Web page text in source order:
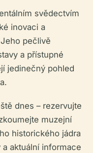
svědectvím
inovaci a
pečlivě
a přístupné
jedinečný pohled
dnes – rezervujte
muzejní
historického jádra
a aktuální informace